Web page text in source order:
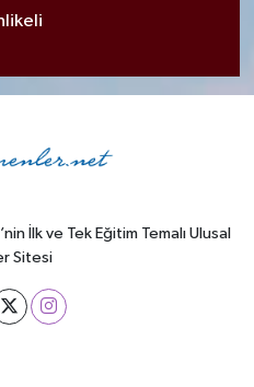
İlk ve Tek Eğitim Temalı Ulusal
Sitesi